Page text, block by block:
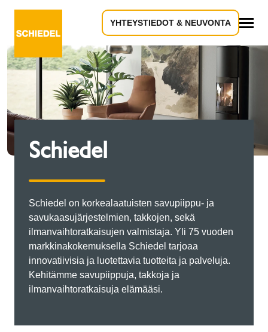
YHTEYSTIEDOT & NEUVONTA
Schiedel
Schiedel on korkealaatuisten savupiippu- ja
savukaasujärjestelmien, takkojen, sekä
ilmanvaihtoratkaisujen valmistaja. Yli 75 vuoden
markkinakokemuksella Schiedel tarjoaa
innovatiivisia ja luotettavia tuotteita ja palveluja.
Kehitämme savupiippuja, takkoja ja
ilmanvaihtoratkaisuja elämääsi.